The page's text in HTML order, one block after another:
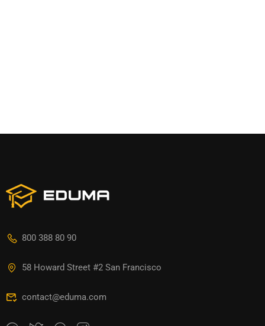
800 388 80 90
58 Howard Street #2 San Francisco
contact@eduma.com